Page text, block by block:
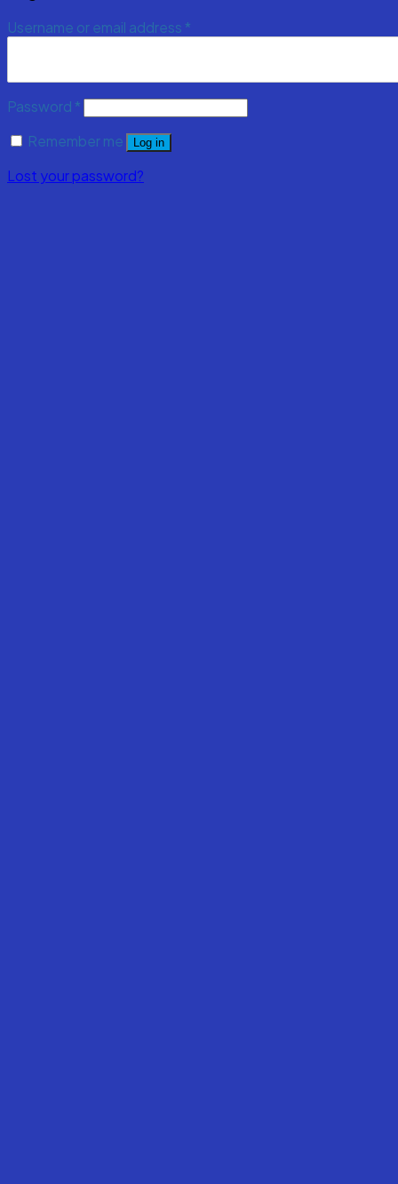
Username or email address *
Password *
Remember me
Log in
Lost your password?